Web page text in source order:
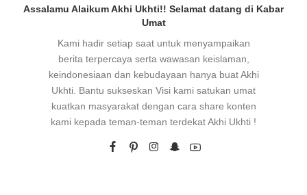
Assalamu Alaikum Akhi Ukhti!! Selamat datang di Kabar
Umat
Kami hadir setiap saat untuk menyampaikan
berita terpercaya serta wawasan keislaman,
keindonesiaan dan kebudayaan hanya buat Akhi
Ukhti. Bantu sukseskan Visi kami satukan umat
kuatkan masyarakat dengan cara share konten
kami kepada teman-teman terdekat Akhi Ukhti !